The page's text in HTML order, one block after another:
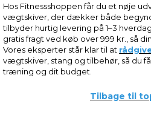
Hos Fitnessshoppen får du et nøje
vægtskiver, der dækker både
tilbyder hurtig levering på 1–3
gratis fragt ved køb over 999 kr., så
Vores eksperter står klar til at
vægtskiver, stang og tilbehør, så du
træning og dit budget.
Tilbage til